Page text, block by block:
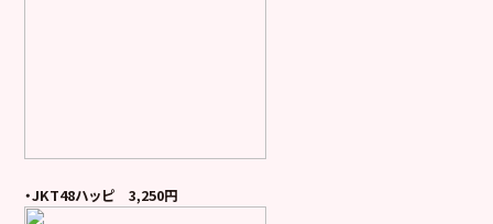
・JKT48ハッピ 3,250円